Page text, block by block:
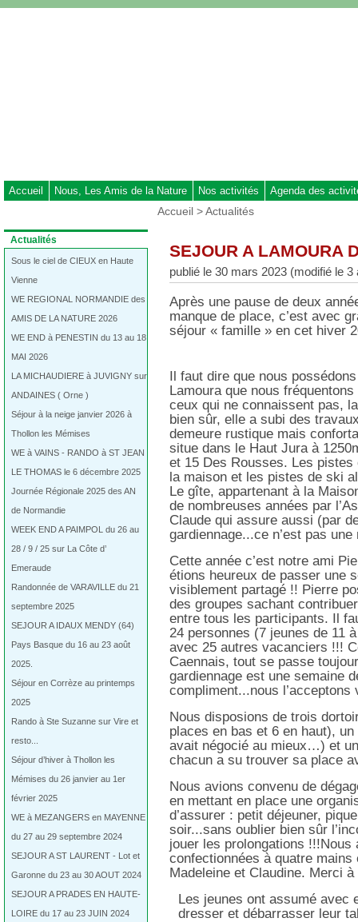
à
la
Accueil Nous, Les Amis de la Nature Nos activités Agenda des
Dans
la
rubrique
Actualités
Sous le ciel de CIEUX en Haute
Vienne
WE REGIONAL NORMANDIE des
AMIS DE LA NATURE 2026
WE END à PENESTIN du 13 au 18
MAI 2026
LA MICHAUDIERE à JUVIGNY sur
ANDAINES ( Orne )
Séjour à la neige janvier 2026 à
Thollon les Mémises
WE à VAINS - RANDO à ST JEAN
LE THOMAS le 6 décembre 2025
Journée Régionale 2025 des AN
de Normandie
WEEK END A PAIMPOL du 26 au
28 / 9 / 25 sur La Côte d’
Emeraude
Randonnée de VARAVILLE du 21
septembre 2025
SEJOUR A IDAUX MENDY (64)
Pays Basque du 16 au 23 août
2025.
Séjour en Corrèze au printemps
2025
Rando à Ste Suzanne sur Vire et
resto...
Séjour d’hiver à Thollon les
Mémises du 26 janvier au 1er
février 2025
WE à MEZANGERS en MAYENNE
du 27 au 29 septembre 2024
SEJOUR A ST LAURENT - Lot et
Garonne du 23 au 30 AOUT 2024
SEJOUR A PRADES EN HAUTE-
LOIRE du 17 au 23 JUIN 2024
Vous
Accueil >Actualités
SEJOUR A LAMOURA
publié le 30 mars 2023 (modifié le 3
Après une pause de deux
manque de place, c’est avec
séjour « famille » en cet hiver
Il faut dire que nous
Lamoura que nous
ceux qui ne connaissent pas,
bien sûr, elle a subi des
demeure rustique mais
situe dans le Haut Jura à
et 15 Des Rousses. Les
la maison et les pistes de ski
Le gîte, appartenant à la
de nombreuses années par
Claude qui assure aussi (par
gardiennage...ce n’est pas
Cette année c’est notre ami
étions heureux de passer une
visiblement partagé !! Pierre
des groupes sachant
entre tous les participants. Il
24 personnes (7 jeunes de 11
avec 25 autres vacanciers !!!
Caennais, tout se passe
gardiennage est une semaine
compliment...nous l’acceptons
Nous disposions de trois
places en bas et 6 en haut),
avait négocié au mieux…) et
chacun a su trouver sa place
Nous avions convenu de
en mettant en place une
d’assurer : petit déjeuner,
soir...sans oublier bien sûr
jouer les prolongations
confectionnées à quatre
Madeleine et Claudine. Merci
Les jeunes ont assumé avec
dresser et débarrasser leur